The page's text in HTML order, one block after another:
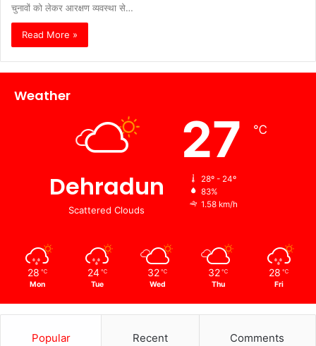
चुनावों को लेकर आरक्षण व्यवस्था से…
Read More »
Weather
Dehradun
Scattered Clouds
27 ℃
28º - 24º
83%
1.58 km/h
28 ℃
Mon
24 ℃
Tue
32 ℃
Wed
32 ℃
Thu
28 ℃
Fri
Popular Recent Comments